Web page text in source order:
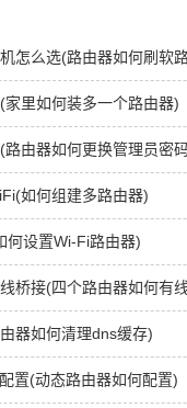
怎么选(路由器如何刷软
里如何装多一个路由器)
由器如何更换管理员密
如何组建多路由器)
何设置Wi-Fi路由器)
桥接(四个路由器如何有
器如何清理dns缓存)
置(动态路由器如何配置)